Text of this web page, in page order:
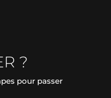
?
pour passer